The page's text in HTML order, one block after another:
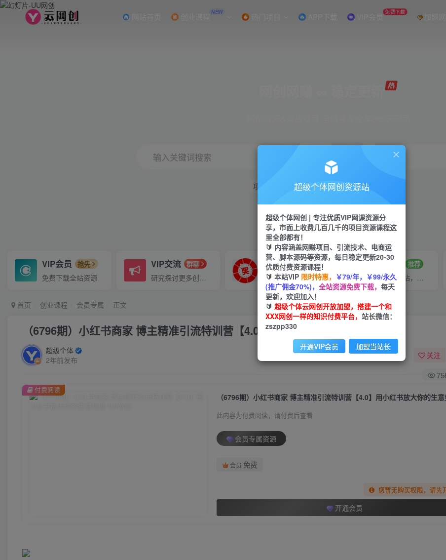
创业课程 NEW 热门项目 APP下载 VIP会员 免费下载 加盟
输入关键词搜索
项目 引流 短视频 小红书
VIP会员 抢先
免费下载全站资源
VIP交流 群聊
研究探讨更多创业项目路子。
VIP推广
70%分佣
会员专属推广链接
招募站长 推荐
搭建同款网站，自己当老板
首页 创业课程 会员专属 正文
（6796期）小红书商家 博主精准引流特训营【4.0】用小红书放大你的生意势能
超级个体
2年前发布
关注
（6796期）小红书商家 博主精准引流特训营【4.0】用小红书放大你的生
此内容为付费阅读，请付费后查看
会员专属资源
会员 免费
您暂无购买权限，请先
开通会员
付费阅读
超级个体网创资源站
超级个体网创 | 专注优质VIP网课资源分
享，市面上收费几百几千的项目资源课程这
里全部都有！
🔰 内容涵盖网赚项目、引流技术、电商运
营、脚本源码等资源，每日稳定更新20-30
优质付费资源课程！
🔰 本站VIP 限时特惠， ￥79/年，￥99/永久
(推广佣金70%)， 全站资源免费下载， 每天
更新，欢迎加入！
🔰 超级个体云网创开放加盟，搭建一个和
XXX网创一样的知识付费平台， 站长微信：
zszpp330
开通VIP会员 加盟当站长